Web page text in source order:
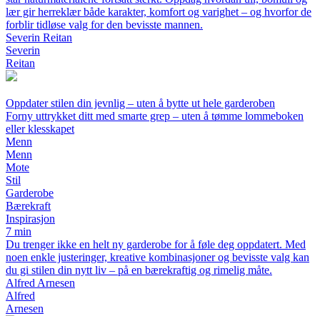
lær gir herreklær både karakter, komfort og varighet – og hvorfor de
forblir tidløse valg for den bevisste mannen.
Severin Reitan
Severin
Reitan
Oppdater stilen din jevnlig – uten å bytte ut hele garderoben
Forny uttrykket ditt med smarte grep – uten å tømme lommeboken
eller klesskapet
Menn
Menn
Mote
Stil
Garderobe
Bærekraft
Inspirasjon
7 min
Du trenger ikke en helt ny garderobe for å føle deg oppdatert. Med
noen enkle justeringer, kreative kombinasjoner og bevisste valg kan
du gi stilen din nytt liv – på en bærekraftig og rimelig måte.
Alfred Arnesen
Alfred
Arnesen